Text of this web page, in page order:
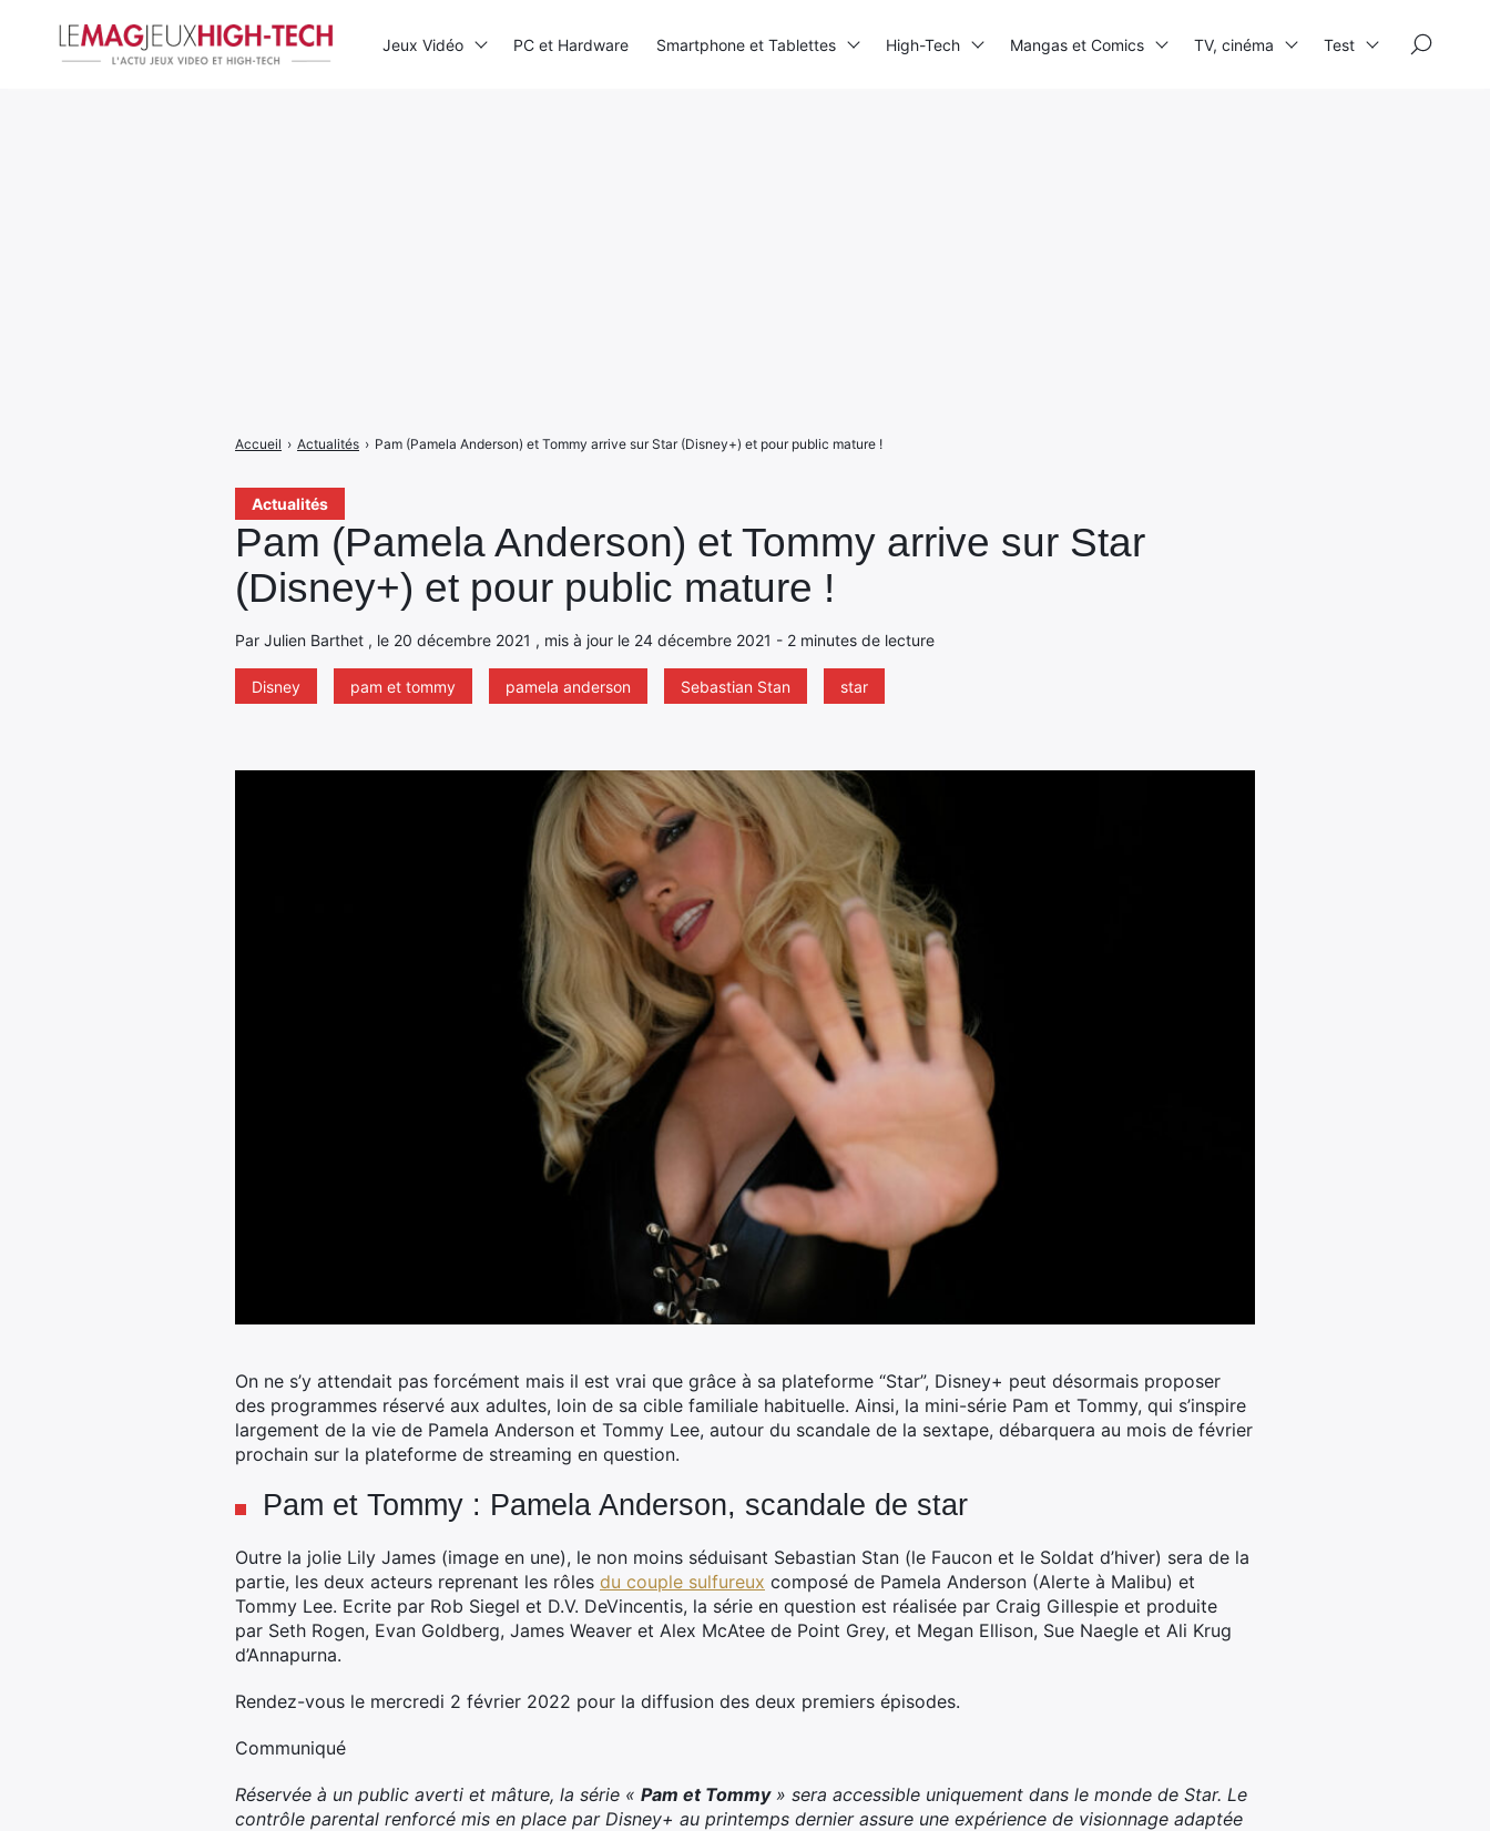
Actualités
Pam (Pamela Anderson) et Tommy arrive sur Star
(Disney+) et pour public mature !
Par Julien Barthet , le 20 décembre 2021 , mis à jour le 24 décembre 2021 - 2 minutes de lecture
Disney pam et tommy pamela anderson Sebastian Stan star
Accueil › Actualités › Pam (Pamela Anderson) et Tommy arrive sur Star (Disney+) et pour public mature !
On ne s’y attendait pas forcément mais il est vrai que grâce à sa plateforme “Star”, Disney+ peut désormais proposer
des programmes réservé aux adultes, loin de sa cible familiale habituelle. Ainsi, la mini-série Pam et Tommy, qui s’inspire
largement de la vie de Pamela Anderson et Tommy Lee, autour du scandale de la sextape, débarquera au mois de février
prochain sur la plateforme de streaming en question.
Pam et Tommy : Pamela Anderson, scandale de star
Outre la jolie Lily James (image en une), le non moins séduisant Sebastian Stan (le Faucon et le Soldat d’hiver) sera de la
partie, les deux acteurs reprenant les rôles du couple sulfureux composé de Pamela Anderson (Alerte à Malibu) et
Tommy Lee. Ecrite par Rob Siegel et D.V. DeVincentis, la série en question est réalisée par Craig Gillespie et produite
par Seth Rogen, Evan Goldberg, James Weaver et Alex McAtee de Point Grey, et Megan Ellison, Sue Naegle et Ali Krug
d’Annapurna.
Rendez-vous le mercredi 2 février 2022 pour la diffusion des deux premiers épisodes.
Communiqué
Réservée à un public averti et mâture, la série « Pam et Tommy» sera accessible uniquement dans le monde de Star. Le
contrôle parental renforcé mis en place par Disney+ au printemps dernier assure une expérience de visionnage adaptée
Jeux Vidéo PC et Hardware Smartphone et Tablettes High-Tech Mangas et Comics TV, cinéma Test